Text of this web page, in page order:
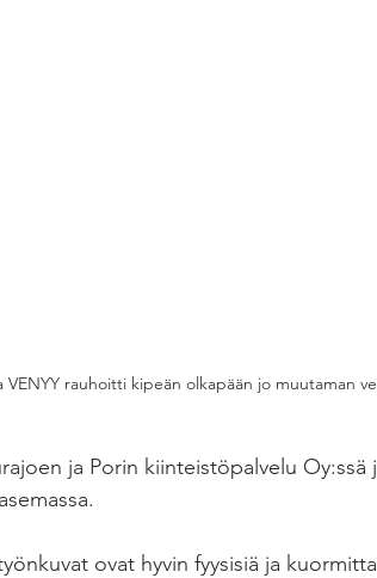
VENYY rauhoitti kipeän olkapään jo muutaman
ja Porin kiinteistöpalvelu
ovat hyvin fyysisiä ja